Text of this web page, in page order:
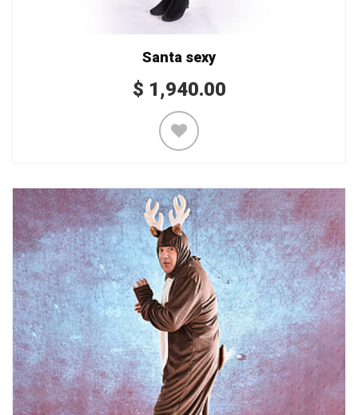
Santa sexy
$ 1,940.00